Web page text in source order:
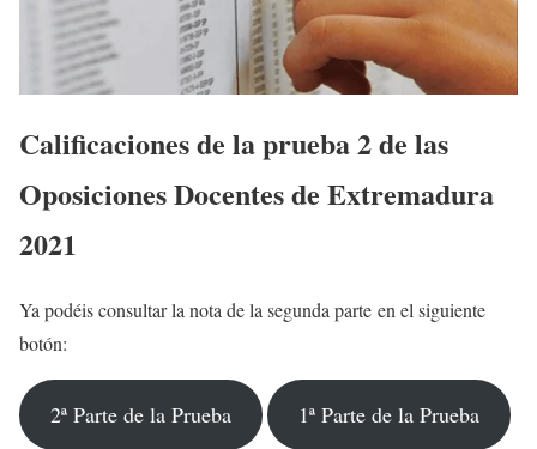
Calificaciones de la prueba 2 de las
Oposiciones Docentes de Extremadura
2021
Ya podéis consultar la nota de la segunda parte en el siguiente
botón:
2ª Parte de la Prueba 1ª Parte de la Prueba